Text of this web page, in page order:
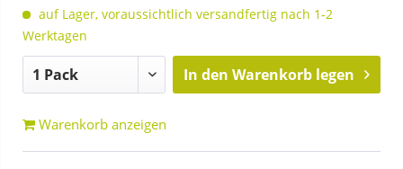
auf Lager, voraussichtlich versandfertig nach 1-2
Werktagen
In den Warenkorb legen
Warenkorb anzeigen